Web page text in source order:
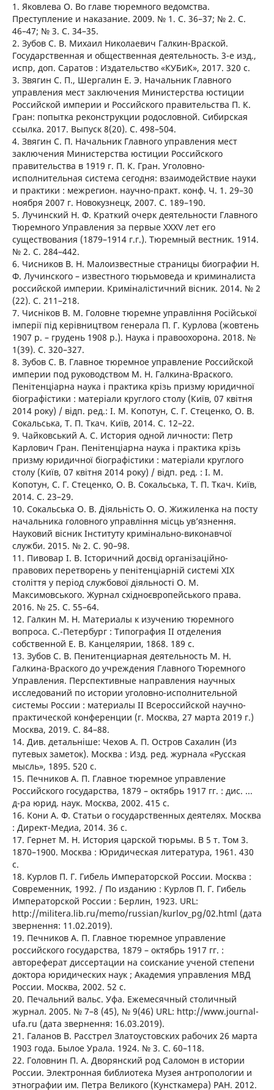
1. Яковлева О. Во главе тюремного ведомства.
Преступление и наказание. 2009. № 1. С. 36–37; № 2. С.
46–47; № 3. С. 34–35.
2. Зубов С. В. Михаил Николаевич Галкин-Враской.
Государственная и общественная деятельность. 3-е изд.,
испр, доп. Саратов : Издательство «КУБиК», 2017. 320 с.
3. Звягин С. П., Шергалин Е. Э. Начальник Главного
управления мест заключения Министерства юстиции
Российской империи и Российского правительства П. К.
Гран: попытка реконструкции родословной. Сибирская
ссылка. 2017. Выпуск 8(20). С. 498–504.
4. Звягин С. П. Начальник Главного управления мест
заключения Министерства юстиции Российского
правительства в 1919 г. П. К. Гран. Уголовно-
исполнительная система сегодня: взаимодействие науки
и практики : межрегион. научно-практ. конф. Ч. 1. 29–30
ноября 2007 г. Новокузнецк, 2007. С. 189–190.
5. Лучинский Н. Ф. Краткий очерк деятельности Главного
Тюремного Управления за первые XXXV лет его
существования (1879–1914 г.г.). Тюремный вестник. 1914.
№ 2. С. 284–442.
6. Чисников В. Н. Малоизвестные страницы биографии Н.
Ф. Лучинского – известного тюрьмоведа и криминалиста
российской империи. Криміналістичний вісник. 2014. № 2
(22). С. 211–218.
7. Чисніков В. М. Головне тюремне управління Російської
імперії під керівництвом генерала П. Г. Курлова (жовтень
1907 р. – грудень 1908 р.). Наука і правоохорона. 2018. №
1(39). С. 320–327.
8. Зубов С. В. Главное тюремное управление Российской
империи под руководством М. Н. Галкина-Враского.
Пенітенціарна наука і практика крізь призму юридичної
біографістики : матеріали круглого столу (Київ, 07 квітня
2014 року) / відп. ред.: І. М. Копотун, С. Г. Стеценко, О. В.
Сокальська, Т. П. Ткач. Київ, 2014. С. 12–22.
9. Чайковський А. С. История одной личности: Петр
Карлович Гран. Пенітенціарна наука і практика крізь
призму юридичної біографістики : матеріали круглого
столу (Київ, 07 квітня 2014 року) / відп. ред. : І. М.
Копотун, С. Г. Стеценко, О. В. Сокальська, Т. П. Ткач. Київ,
2014. С. 23–29.
10. Сокальська О. В. Діяльність О. О. Жижиленка на посту
начальника головного управління місць ув’язнення.
Науковий вісник Інституту кримінально-виконавчої
служби. 2015. № 2. С. 90–98.
11. Пивовар І. В. Історичний досвід організаційно-
правових перетворень у пенітенціарній системі ХІХ
століття у період службової діяльності О. М.
Максимовського. Журнал східноєвропейського права.
2016. № 25. С. 55–64.
12. Галкин М. Н. Материалы к изучению тюремного
вопроса. С.-Петербург : Типография II отделения
собственной Е. В. Канцелярии, 1868. 189 с.
13. Зубов С. В. Пенитенциарная деятельность М. Н.
Галкина-Враского до учреждения Главного Тюремного
Управления. Перспективные направления научных
исследований по истории уголовно-исполнительной
системы России : материалы II Всероссийской научно-
практической конференции (г. Москва, 27 марта 2019 г.)
Москва, 2019. С. 84–88.
14. Див. детальніше: Чехов А. П. Остров Сахалин (Из
путевых заметок). Москва : Изд. ред. журнала «Русская
мысль», 1895. 520 с.
15. Печников А. П. Главное тюремное управление
Российского государства, 1879 – октябрь 1917 гг. : дис. ...
д-ра юрид. наук. Москва, 2002. 415 c.
16. Кони А. Ф. Статьи о государственных деятелях. Москва
: Директ-Медиа, 2014. 36 с.
17. Гернет М. Н. История царской тюрьмы. В 5 т. Том 3.
1870–1900. Москва : Юридическая литература, 1961. 430
с.
18. Курлов П. Г. Гибель Императорской России. Москва :
Современник, 1992. / По изданию : Курлов П. Г. Гибель
Императорской России : Берлин, 1923. URL:
http://militera.lib.ru/memo/russian/kurlov_pg/02.html (дата
звернення: 11.02.2019).
19. Печников А. П. Главное тюремное управление
российского государства, 1879 – октябрь 1917 гг. :
автореферат диссертации на соискание ученой степени
доктора юридических наук ; Академия управления МВД
России. Москва, 2002. 52 с.
20. Печальний вальс. Уфа. Ежемесячный столичный
журнал. 2005. № 7–8 (45), № 9(46) URL: http://www.journal-
ufa.ru (дата звернення: 16.03.2019).
21. Галанов В. Расстрел Златоустовских рабочих 26 марта
1903 года. Былое Урала. 1924. № 3. С. 60–118.
22. Головнин П. А. Дворянский род Саломон в истории
России. Электронная библиотека Музея антропологии и
этнографии им. Петра Великого (Кунсткамера) РАН. 2012.